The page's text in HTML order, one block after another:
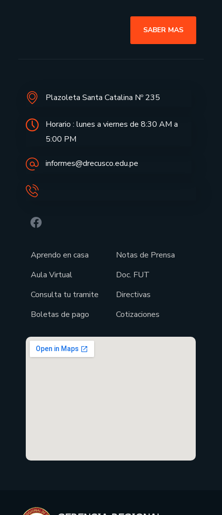
SABER MAS
Plazoleta Santa Catalina Nº 235
Horario : lunes a viernes de 8:30 AM a
5:00 PM
informes@drecusco.edu.pe
Aprendo en casa
Aula Virtual
Consulta tu tramite
Boletas de pago
Notas de Prensa
Doc. FUT
Directivas
Cotizaciones